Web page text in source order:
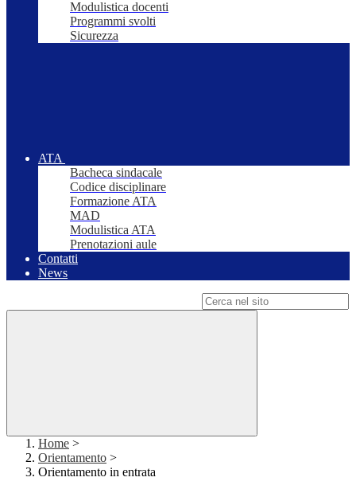
Modulistica docenti
Programmi svolti
Sicurezza
ATA
Bacheca sindacale
Codice disciplinare
Formazione ATA
MAD
Modulistica ATA
Prenotazioni aule
Contatti
News
Home >
Orientamento >
Orientamento in entrata